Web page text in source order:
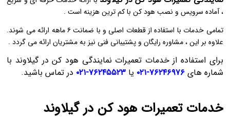
، آماده سرویس و نصب هود کن با کم ترین هزینه است .
تمامی خدمات با استفاده از قطعات اصلی و با ضمانت ۶ ماهه ارائه می‌ شوند.
علاوه بر این ، مشاوره رایگان و پشتیبانی فنی نیز به مشتریان ارائه می‌ گردد .
برای استفاده از خدمات تعمیرات نمایندگی هود کن در گیلاوند با
شماره های۷۶۲۴۶۹۷۶-۰۲۱ یا۷۶۲۴۵۵۲۳-۰۲۱ در تماس باشید.
خدمات تعمیرات هود کن در گیلاوند